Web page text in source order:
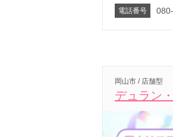
電話番号
岡山市 / 店舗型
デュラン